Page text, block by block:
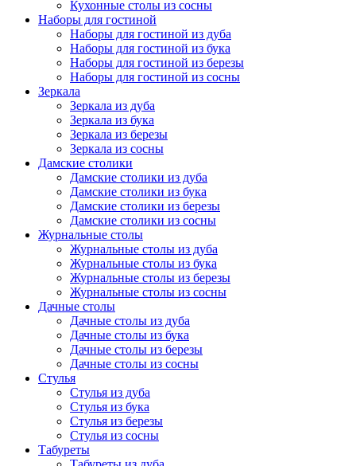
Кухонные столы из сосны
Наборы для гостиной
Наборы для гостиной из дуба
Наборы для гостиной из бука
Наборы для гостиной из березы
Наборы для гостиной из сосны
Зеркала
Зеркала из дуба
Зеркала из бука
Зеркала из березы
Зеркала из сосны
Дамские столики
Дамские столики из дуба
Дамские столики из бука
Дамские столики из березы
Дамские столики из сосны
Журнальные столы
Журнальные столы из дуба
Журнальные столы из бука
Журнальные столы из березы
Журнальные столы из сосны
Дачные столы
Дачные столы из дуба
Дачные столы из бука
Дачные столы из березы
Дачные столы из сосны
Стулья
Стулья из дуба
Стулья из бука
Стулья из березы
Стулья из сосны
Табуреты